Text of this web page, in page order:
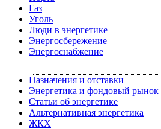
Газ
Уголь
Люди в энергетике
Энергосбережение
Энергоснабжение
Назначения и отставки
Энергетика и фондовый рынок
Статьи об энергетике
Альтернативная энергетика
ЖКХ